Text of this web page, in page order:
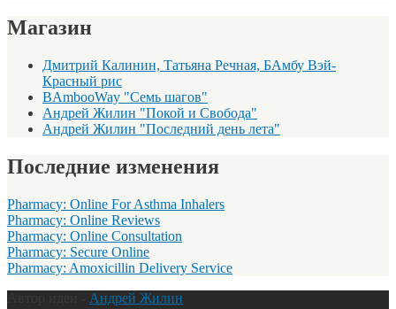
Магазин
Дмитрий Калинин, Татьяна Речная, БАмбу Вэй-
Красный рис
BAmbooWay "Семь шагов"
Андрей Жилин "Покой и Свобода"
Андрей Жилин "Последний день лета"
Последние изменения
Pharmacy: Online For Asthma Inhalers
Pharmacy: Online Reviews
Pharmacy: Online Consultation
Pharmacy: Secure Online
Pharmacy: Amoxicillin Delivery Service
Андрей Жилин